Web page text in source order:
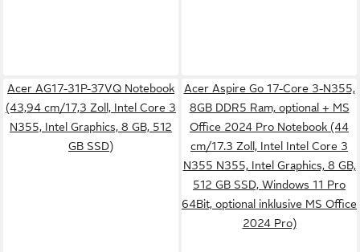
Acer AG17-31P-37VQ Notebook
(43,94 cm/17,3 Zoll, Intel Core 3
N355, Intel Graphics, 8 GB, 512
GB SSD)
Acer Aspire Go 17-Core 3-N355,
8GB DDR5 Ram, optional + MS
Office 2024 Pro Notebook (44
cm/17.3 Zoll, Intel Intel Core 3
N355 N355, Intel Graphics, 8 GB,
512 GB SSD, Windows 11 Pro
64Bit, optional inklusive MS Office
2024 Pro)